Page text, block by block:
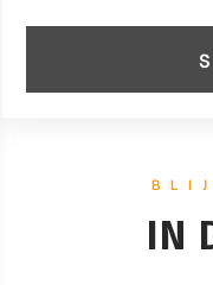
IN